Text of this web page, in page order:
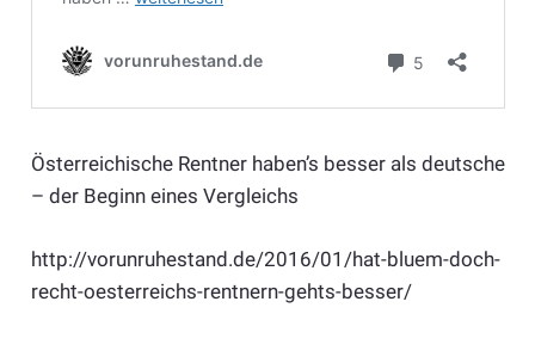
Österreichische Rentner haben’s besser als deutsche
– der Beginn eines Vergleichs
http://vorunruhestand.de/2016/01/hat-bluem-doch-
recht-oesterreichs-rentnern-gehts-besser/